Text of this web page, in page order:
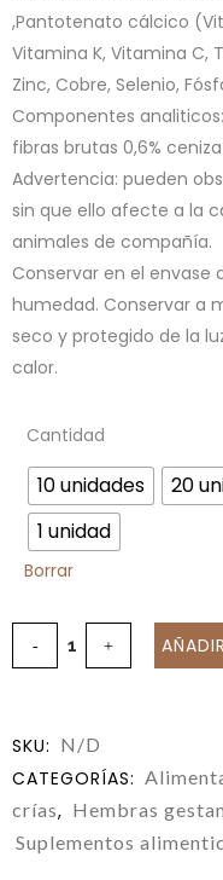
,Pantotenato cálcico
Vitamina K, Vitamina C,
Zinc, Cobre, Selenio,
Componentes
fibras brutas 0,6%
Advertencia: pueden
sin que ello afecte a la
animales de compañía.
Conservar en el envase
humedad. Conservar a
seco y protegido de la
calor.
Cantidad
10 unidades 20
1 unidad
Borrar
SKU: N/D
CATEGORÍAS:
crías, Hembras
Suplementos